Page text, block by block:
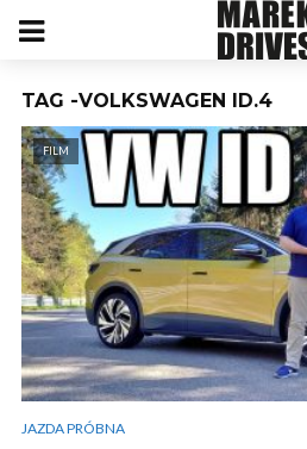
TAG -VOLKSWAGEN ID.4
FILM
JAZDA PRÓBNA